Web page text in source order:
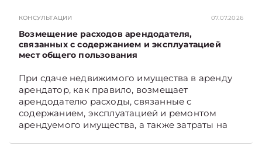
Главное об экономике Беларуси — раньше,
чем в новостях TelegramViber
КОНСУЛЬТАЦИИ 07.07.2026
Возмещение расходов арендодателя,
связанных с содержанием и эксплуатацией
мест общего пользования
При сдаче недвижимого имущества в аренду
арендатор, как правило, возмещает
арендодателю расходы, связанные с
содержанием, эксплуатацией и ремонтом
арендуемого имущества, а также затраты на